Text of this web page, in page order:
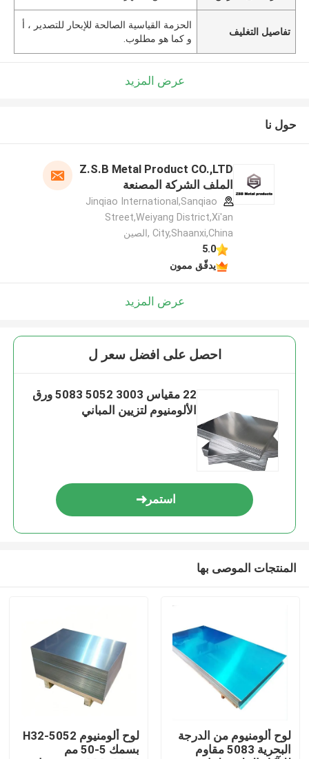
تفاصيل التغليف
الحزمة القياسية الصالحة للإبحار للتصدير ، أ
و كما هو مطلوب.
عرض المزيد
حول نا
Z.S.B Metal Product CO.,LTD
الملف الشركة المصنعة
Jinqiao International,Sanqiao
Street,Weiyang District,Xi'an
City,Shaanxi,China ,الصين
5.0
يدقّق ممون
عرض المزيد
احصل على افضل سعر ل
22 مقياس 3003 5052 5083 ورق
الألومنيوم لتزيين المباني
استمر
المنتجات الموصى بها
لوح ألومنيوم من الدرجة
البحرية 5083 مقاوم
لوح ألومنيوم 5052-H32
بسمك 5-50 مم